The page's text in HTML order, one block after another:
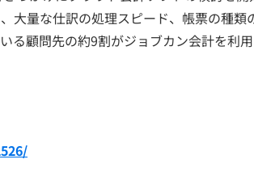
大量な仕訳の処理スピード、帳票の種
る顧問先の約9割がジョブカン会計を利用